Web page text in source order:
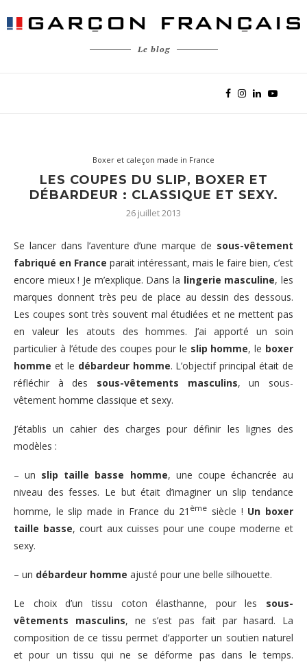
Le blog
Boxer et caleçon made in France
LES COUPES DU SLIP, BOXER ET
DÉBARDEUR : CLASSIQUE ET SEXY.
26 juillet 2013
Se lancer dans l’aventure d’une marque de sous-vêtement
fabriqué en France parait intéressant, mais le faire bien, c’est
encore mieux ! Je m’explique. Dans la lingerie masculine, les
marques donnent très peu de place au dessin des dessous.
Les coupes sont très souvent mal étudiées et ne mettent pas
en valeur les atouts des hommes. J’ai apporté un soin
particulier à l’étude des coupes pour le slip homme, le boxer
homme et le débardeur homme. L’objectif principal était de
réfléchir à des sous-vêtements masculins, un sous-
vêtement homme classique et sexy.
J’établis un cahier des charges pour définir les lignes des
modèles :
– un slip taille basse homme, une coupe échancrée au
niveau des fesses. Le but était d’imaginer un slip tendance
homme, le slip made in France du 21 ème siècle ! Un boxer
taille basse, court aux cuisses pour une coupe moderne et
sexy.
– un débardeur homme ajusté pour une belle silhouette.
Le choix d’un tissu coton élasthanne, pour les sous-
vêtements masculins, ne s’est pas fait par hasard. La
composition de ce tissu permet d’apporter un soutien naturel
et pour un tissu qui ne se déforme pas dans le temps.